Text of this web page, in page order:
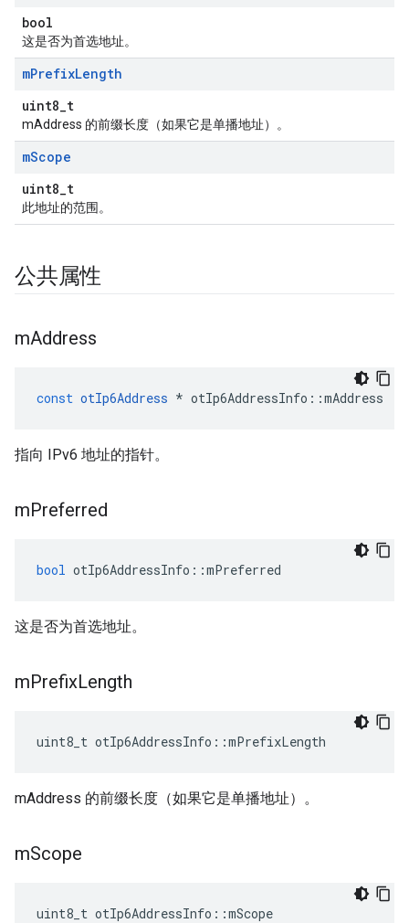
bool
这是否为首选地址。
mPrefixLength
uint8_t
mAddress 的前缀长度（如果它是单播地址）。
mScope
uint8_t
此地址的范围。
公共属性
mAddress
const otIp6Address * otIp6AddressInfo ::mAddress
指向 IPv6 地址的指针。
mPreferred
bool otIp6AddressInfo ::mPreferred
这是否为首选地址。
mPrefixLength
uint8_t otIp6AddressInfo ::mPrefixLength
mAddress 的前缀长度（如果它是单播地址）。
mScope
uint8_t otIp6AddressInfo ::mScope